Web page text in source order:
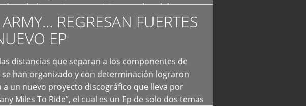
demoledores, ritmos vertiginosos y breakdowns
creando […]REGRESAN FUERTES
EP
distancias que separan a los componentes de
se han organizado y con determinación lograron
a un nuevo proyecto discográfico que lleva por
Miles To Ride”, el cual es un Ep de solo dos temas